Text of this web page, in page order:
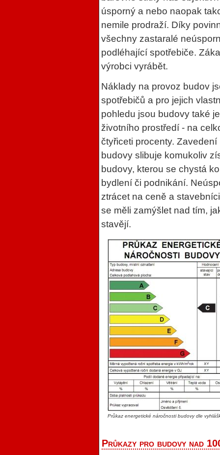
úsporný a nebo naopak
nemile prodraží. Díky
všechny zastaralé
podléhající spotřebiče.
výrobci vyrábět.
Náklady na provoz budov
spotřebičů a pro jejich
pohledu jsou budovy také
životního prostředí - na
čtyřiceti procenty.
budovy slibuje komukoliv
budovy, kterou se chystá
bydlení či podnikání.
ztrácet na ceně a
se měli zamýšlet nad tím,
stavějí.
Průkaz energetické náročnosti budovy dle
Průkazy pro budovy nad